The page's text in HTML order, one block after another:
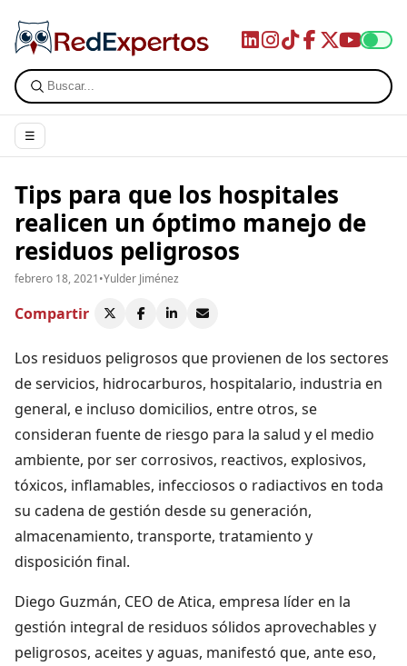
☰
Tips para que los hospitales
realicen un óptimo manejo de
residuos peligrosos
febrero 18, 2021•Yulder Jiménez
Compartir
Los residuos peligrosos que provienen de los sectores
de servicios, hidrocarburos, hospitalario, industria en
general, e incluso domicilios, entre otros, se
consideran fuente de riesgo para la salud y el medio
ambiente, por ser corrosivos, reactivos, explosivos,
tóxicos, inflamables, infecciosos o radiactivos en toda
su cadena de gestión desde su generación,
almacenamiento, transporte, tratamiento y
disposición final.
Diego Guzmán, CEO de Atica, empresa líder en la
gestión integral de residuos sólidos aprovechables y
peligrosos, aceites y aguas, manifestó que, ante eso,